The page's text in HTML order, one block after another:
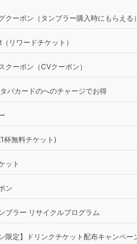
クーポン（タンブラー購入時にもらえる）
リワードチケット）
クーポン（CVクーポン）
タバカードのへのチャージでお得
杯無料チケット)
ット
ン
ブラー リサイクルプログラム
限定】ドリンクチケット配布キャンペー